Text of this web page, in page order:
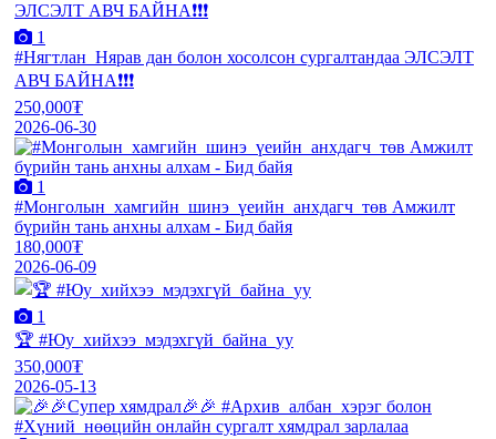
1
#Нягтлан_Нярав дан болон хосолсон сургалтандаа ЭЛСЭЛТ
АВЧ БАЙНА❗❗❗
250,000₮
2026-06-30
1
#Монголын_хамгийн_шинэ_үеийн_анхдагч_төв Амжилт
бүрийн тань анхны алхам - Бид байя
180,000₮
2026-06-09
1
🏆 #Юу_хийхээ_мэдэхгүй_байна_уу
350,000₮
2026-05-13